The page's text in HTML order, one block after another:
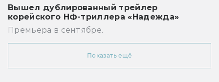
Вышел дублированный трейлер
корейского НФ-триллера «Надежда»
Премьера в сентябре.
Показать ещё